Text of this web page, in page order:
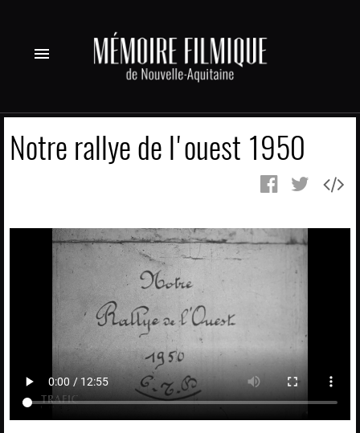
menu
Notre rallye de l'ouest 1950